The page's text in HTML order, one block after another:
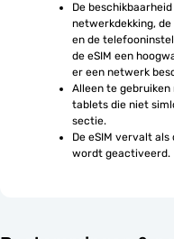
De
netwerkdekking,
en de
de eSIM een
er een netwerk
Alleen te
tablets die niet
sectie.
De eSIM vervalt
wordt geactiveerd.